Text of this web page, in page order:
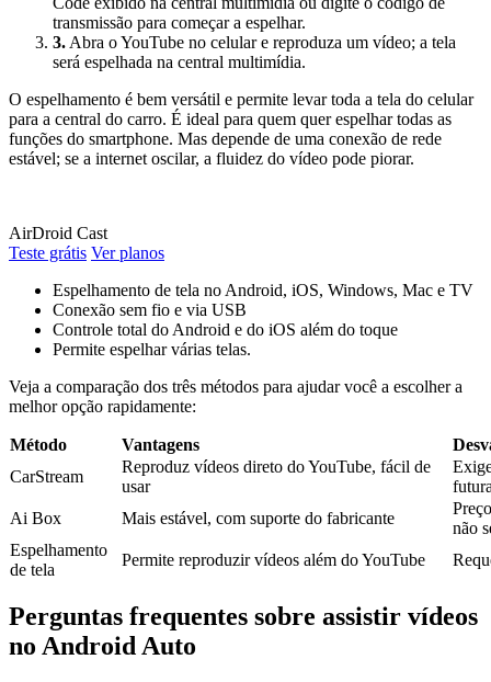
transmissão para começar a espelhar.
3. Abra o YouTube no celular e reproduza um vídeo; a tela
será espelhada na central multimídia.
O espelhamento é bem versátil e permite levar toda a tela do celular
para a central do carro. É ideal para quem quer espelhar todas as
funções do smartphone. Mas depende de uma conexão de rede
estável; se a internet oscilar, a fluidez do vídeo pode piorar.
AirDroid Cast
Teste grátis Ver planos
Espelhamento de tela no Android, iOS, Windows, Mac e TV
Conexão sem fio e via USB
Controle total do Android e do iOS além do toque
Permite espelhar várias telas.
Veja a comparação dos três métodos para ajudar você a escolher a
melhor opção rapidamente:
Método Vantagens
CarStream
Reproduz vídeos direto do YouTube, fácil de
usar
Ai Box
Mais estável, com suporte do fabricante
não
Espelhamento
de tela
Permite reproduzir vídeos além do YouTube
Perguntas frequentes sobre assistir vídeos
no Android Auto